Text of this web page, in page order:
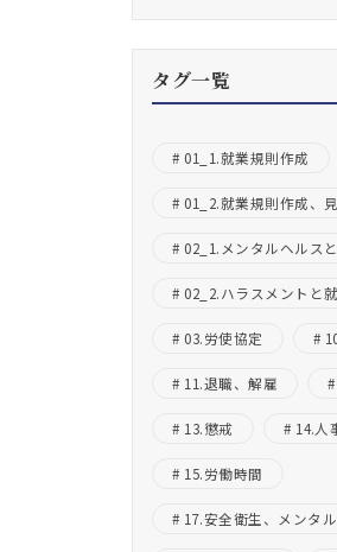
タグ一覧
01_1.就業規則作成
01_2.就業規則作成、
02_1.メンタルヘルス
02_2.ハラスメントと
03.労使協定
11.退職、解雇
13.懲戒 14.人
15.労働時間
17.安全衛生、メンタ